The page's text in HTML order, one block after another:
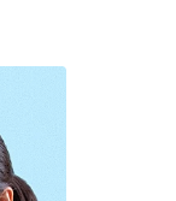
人
定
敢